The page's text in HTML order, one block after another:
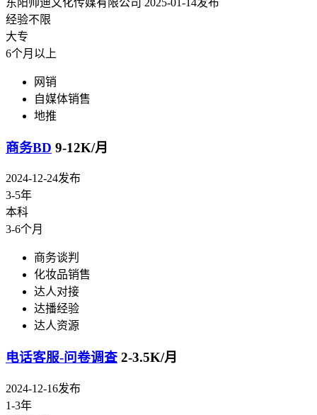
经验不限
大专
6个月以上
网销
自媒体销售
地推
商务BD 9-12K/月
2024-12-24发布
3-5年
本科
3-6个月
商务谈判
化妆品销售
达人对接
达播经验
达人资源
电话客服-问卷调查 2-3.5K/月
2024-12-16发布
1-3年